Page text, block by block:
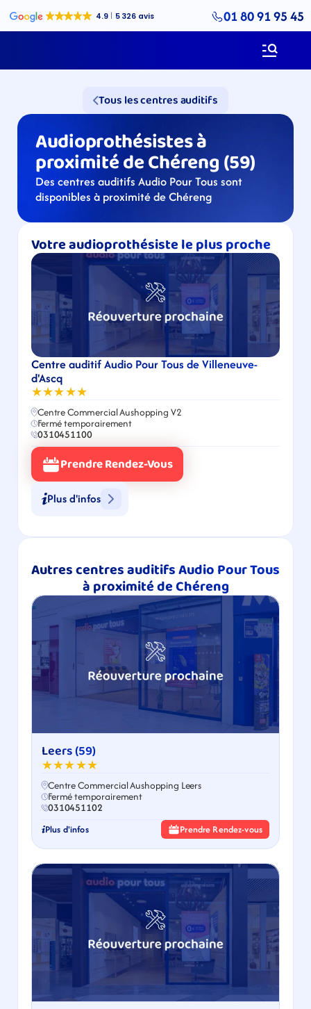
01 80 91 95 45
Tous les centres auditifs
Audioprothésistes à
proximité de Chéreng (59)
Des centres auditifs Audio Pour Tous sont
disponibles à proximité de Chéreng
Votre audioprothésiste le plus proche
Centre auditif Audio Pour Tous de Villeneuve-
d'Ascq
★★★★★
Centre Commercial Aushopping V2
Fermé temporairement
0310451100
Prendre Rendez-Vous
Plus d'infos
Autres centres auditifs Audio Pour Tous
à proximité de Chéreng
Leers (59)
★★★★★
Centre Commercial Aushopping Leers
Fermé temporairement
0310451102
Plus d'infos Prendre Rendez-vous